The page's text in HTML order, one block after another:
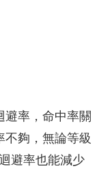
避率，命中率關
不夠，無論等級
避率也能減少